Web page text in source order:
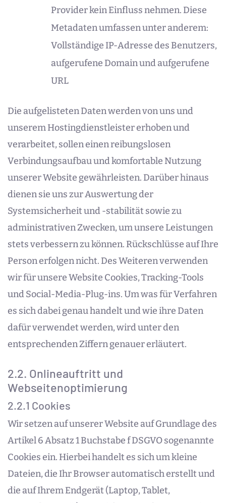
Provider kein Einfluss nehmen. Diese
Metadaten umfassen unter anderem:
Vollständige IP-Adresse des Benutzers,
aufgerufene Domain und aufgerufene
URL
Die aufgelisteten Daten werden von uns und
unserem Hostingdienstleister erhoben und
verarbeitet, sollen einen reibungslosen
Verbindungsaufbau und komfortable Nutzung
unserer Website gewährleisten. Darüber hinaus
dienen sie uns zur Auswertung der
Systemsicherheit und -stabilität sowie zu
administrativen Zwecken, um unsere Leistungen
stets verbessern zu können. Rückschlüsse auf Ihre
Person erfolgen nicht. Des Weiteren verwenden
wir für unsere Website Cookies, Tracking-Tools
und Social-Media-Plug-ins. Um was für Verfahren
es sich dabei genau handelt und wie ihre Daten
dafür verwendet werden, wird unter den
entsprechenden Ziffern genauer erläutert.
2.2. Onlineauftritt und
Webseitenoptimierung
2.2.1 Cookies
Wir setzen auf unserer Website auf Grundlage des
Artikel 6 Absatz 1 Buchstabe f DSGVO sogenannte
Cookies ein. Hierbei handelt es sich um kleine
Dateien, die Ihr Browser automatisch erstellt und
die auf Ihrem Endgerät (Laptop, Tablet,